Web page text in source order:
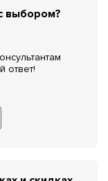
выбором?
ответ!